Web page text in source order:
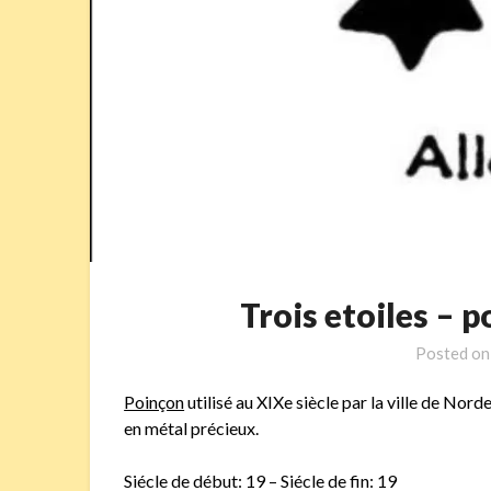
Trois etoiles –
Posted on
Poinçonutilisé au XIXe siècle par la ville de
en métal précieux.
Siécle de début: 19 – Siécle de fin: 19